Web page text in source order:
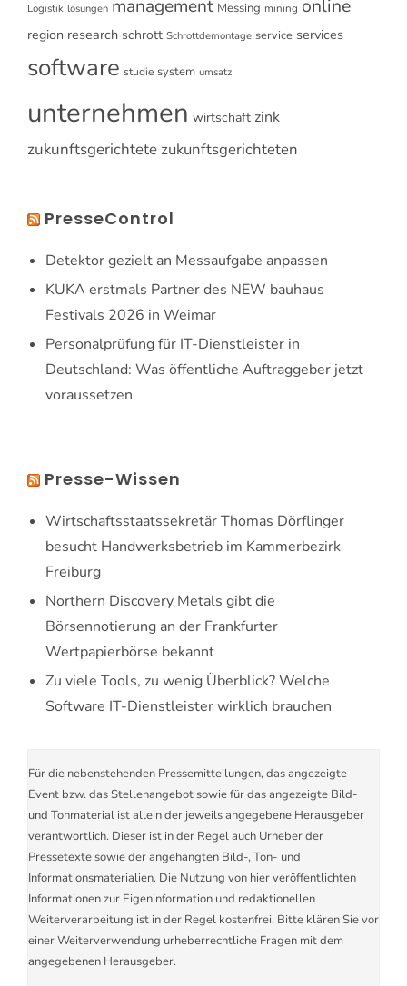
Logistik lösungen management Messing mining online
region research schrott Schrottdemontage service services
software studie system umsatz
unternehmen wirtschaft zink
zukunftsgerichtete zukunftsgerichteten
PresseControl
Detektor gezielt an Messaufgabe anpassen
KUKA erstmals Partner des NEW bauhaus
Festivals 2026 in Weimar
Personalprüfung für IT-Dienstleister in
Deutschland: Was öffentliche Auftraggeber jetzt
voraussetzen
Presse-Wissen
Wirtschaftsstaatssekretär Thomas Dörflinger
besucht Handwerksbetrieb im Kammerbezirk
Freiburg
Northern Discovery Metals gibt die
Börsennotierung an der Frankfurter
Wertpapierbörse bekannt
Zu viele Tools, zu wenig Überblick? Welche
Software IT-Dienstleister wirklich brauchen
Für die nebenstehenden Pressemitteilungen, das angezeigte
Event bzw. das Stellenangebot sowie für das angezeigte Bild-
und Tonmaterial ist allein der jeweils angegebene Herausgeber
verantwortlich. Dieser ist in der Regel auch Urheber der
Pressetexte sowie der angehängten Bild-, Ton- und
Informationsmaterialien. Die Nutzung von hier veröffentlichten
Informationen zur Eigeninformation und redaktionellen
Weiterverarbeitung ist in der Regel kostenfrei. Bitte klären Sie vor
einer Weiterverwendung urheberrechtliche Fragen mit dem
angegebenen Herausgeber.